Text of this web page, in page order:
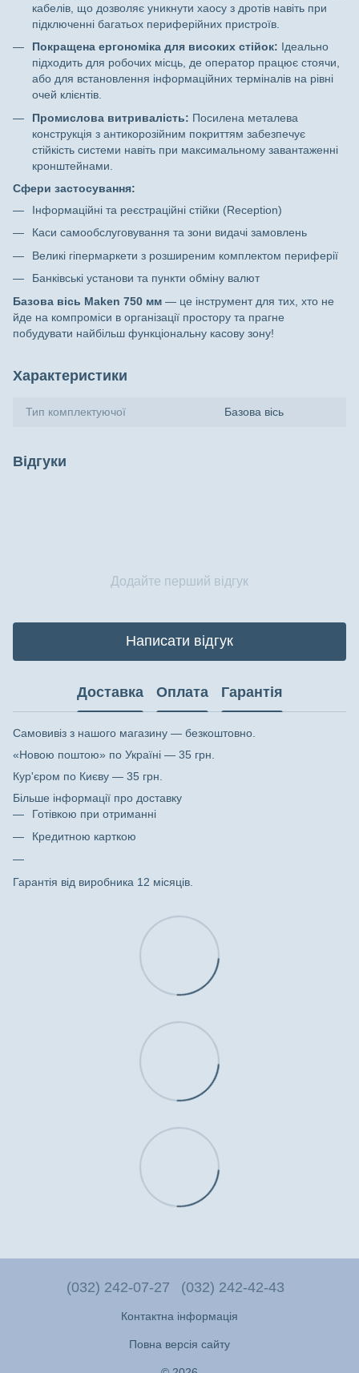
кабелів, що дозволяє уникнути хаосу з дротів навіть при
підключенні багатьох периферійних пристроїв.
Покращена ергономіка для високих стійок: Ідеально
підходить для робочих місць, де оператор працює стоячи,
або для встановлення інформаційних терміналів на рівні
очей клієнтів.
Промислова витривалість: Посилена металева
конструкція з антикорозійним покриттям забезпечує
стійкість системи навіть при максимальному завантаженні
кронштейнами.
Сфери застосування:
Інформаційні та реєстраційні стійки (Reception)
Каси самообслуговування та зони видачі замовлень
Великі гіпермаркети з розширеним комплектом периферії
Банківські установи та пункти обміну валют
Базова вісь Maken 750 мм — це інструмент для тих, хто не
йде на компроміси в організації простору та прагне
побудувати найбільш функціональну касову зону!
Характеристики
Тип комплектуючої Базова вісь
Відгуки
Додайте перший відгук
Написати відгук
Доставка Оплата Гарантія
Самовивіз з нашого магазину — безкоштовно.
«Новою поштою» по Україні — 35 грн.
Кур'єром по Києву — 35 грн.
Більше інформації про доставку
Готівкою при отриманні
Кредитною карткою
Гарантія від виробника 12 місяців.
(032) 242-07-27 (032) 242-42-43
Контактна інформація
Повна версія сайту